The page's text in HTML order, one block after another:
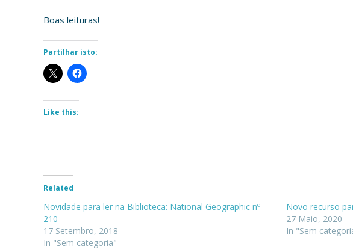
Boas leituras!
Partilhar isto:
Like this:
Related
Novidade para ler na Biblioteca: National Geographic nº
210
17 Setembro, 2018
In "Sem categoria"
Novo recurso
27 Maio, 2020
In "Sem